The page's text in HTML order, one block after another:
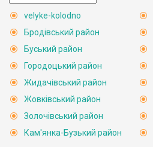
velyke-kolodno
Бродівський район
Буський район
Городоцький район
Жидачівський район
Жовківський район
Золочівський район
Кам'янка-Бузький район